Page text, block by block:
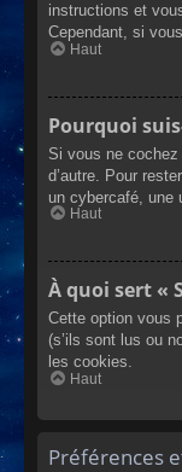
instructions et
Cependant, si
Haut
Pourquoi
Si vous ne
d’autre. Pour
un cybercafé, une
Haut
À quoi sert «
Cette option vous
(s’ils sont lus ou
les cookies.
Haut
Préférences